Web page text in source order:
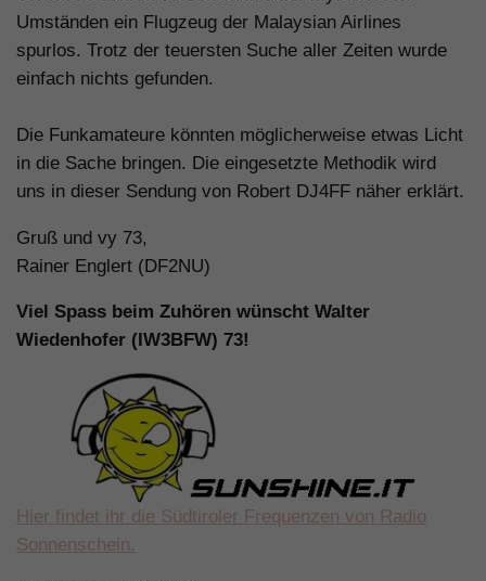
Umständen ein Flugzeug der Malaysian Airlines
spurlos. Trotz der teuersten Suche aller Zeiten wurde
einfach nichts gefunden.
Die Funkamateure könnten möglicherweise etwas Licht
in die Sache bringen. Die eingesetzte Methodik wird
uns in dieser Sendung von Robert DJ4FF näher erklärt.
Gruß und vy 73,
Rainer Englert (DF2NU)
Viel Spass beim Zuhören wünscht Walter
Wiedenhofer (IW3BFW) 73!
Hier findet ihr die Südtiroler Frequenzen von Radio
Sonnenschein.